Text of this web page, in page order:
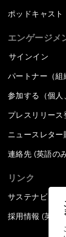
ポッドキャスト
エンゲージメ
サインイン
パートナー（組
参加する（個人
プレスリリース
ニュースレター
連絡先 (英語の
リンク
サステナビリテ
採用情報 (英語